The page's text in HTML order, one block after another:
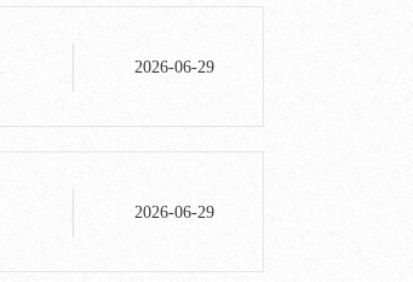
2026-06-29
2026-06-29